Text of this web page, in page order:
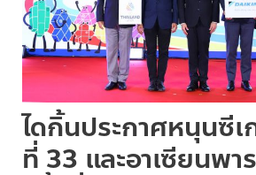
ไดกิ้นประกาศหนุนซี
ที่ 33 และอาเซียนพา